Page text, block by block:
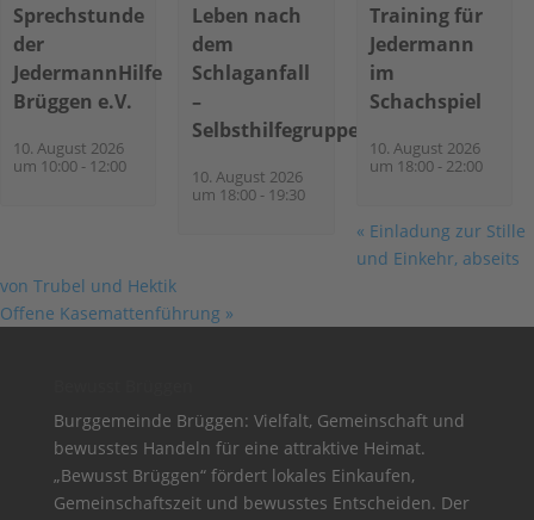
Sprechstunde
der
JedermannHilfe
Brüggen e.V.
10. August 2026
um 10:00 - 12:00
Leben nach
dem
Schlaganfall
–
Selbsthilfegruppe
10. August 2026
um 18:00- 19:30
Training für
Jedermann
im
Schachspiel
10. August 2026
um 18:00- 22:00
« Einladung zur Stille
und Einkehr, abseits
von Trubel und Hektik
Offene Kasemattenführung »
Burggemeinde Brüggen: Vielfalt, Gemeinschaft und
bewusstes Handeln für eine attraktive Heimat.
„Bewusst Brüggen“ fördert lokales Einkaufen,
Gemeinschaftszeit und bewusstes Entscheiden. Der